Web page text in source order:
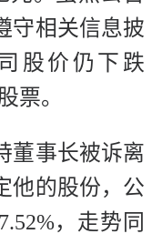
守相关信息披
股价仍下跌
票。
董事长被诉离
他的股份，公
，走势同